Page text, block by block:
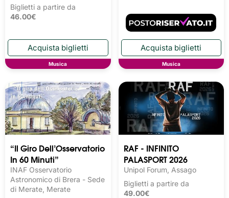
Biglietti a partire da
46.00€
Musica Musica
“Il Giro Dell’Osservatorio
In 60 Minuti”
INAF Osservatorio
Astronomico di Brera - Sede
di Merate, Merate
RAF - INFINITO
PALASPORT 2026
Unipol Forum, Assago
Biglietti a partire da
49.00€